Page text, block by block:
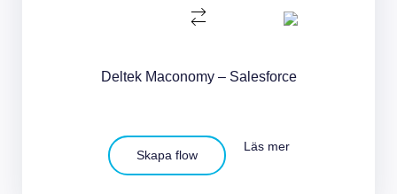
Deltek Maconomy – Salesforce
Skapa flow
Läs mer